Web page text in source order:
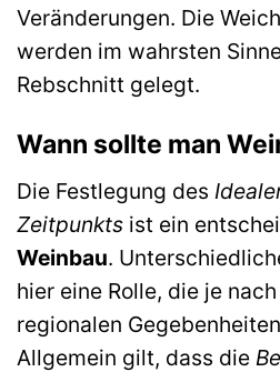
Veränderungen. Die
werden im wahrsten
Rebschnitt gelegt.
Wann sollte man
Die Festlegung des
Zeitpunkts ist ein
Weinbau.
hier eine Rolle, die je
regionalen
Allgemein gilt, dass die